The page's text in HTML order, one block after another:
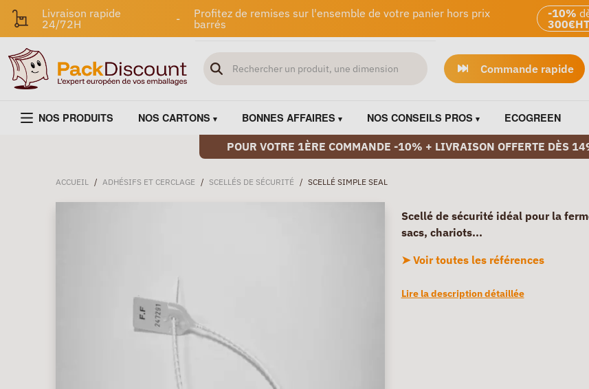
Livraison rapide
24/72H
-
Profitez de remises sur l'ensemble de votre panier hors prix
barrés
-10%
300€HT
Commande rapide
NOS PRODUITS NOS CARTONS BONNES AFFAIRES NOS CONSEILS PROS ECOGREEN
POUR VOTRE 1ÈRE COMMANDE -10% + LIVRAISON OFFERTE DÈS
ACCUEIL / ADHÉSIFS ET CERCLAGE / SCELLÉS DE SÉCURITÉ / SCELLÉ SIMPLE SEAL
Scellé de sécurité idéal pour la
sacs, chariots...
➤ Voir toutes les références
Lire la description détaillée